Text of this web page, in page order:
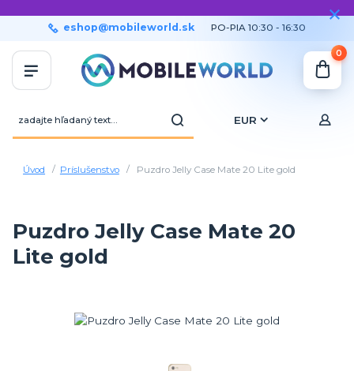
EUR
eshop@mobileworld.sk PO-PIA 10:30 - 16:30
0
Úvod Príslušenstvo Puzdro Jelly Case Mate 20 Lite gold
Puzdro Jelly Case Mate 20
Lite gold